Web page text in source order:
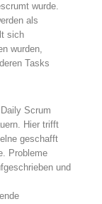
wurde.
als
sich
wurden,
Tasks
Scrum
Hier trifft
geschafft
Probleme
und